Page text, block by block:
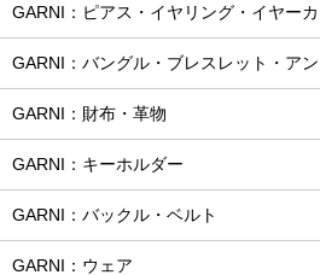
GARNI：ピアス・イヤリング・イヤー
GARNI：バングル・ブレスレット・ア
GARNI：財布・革物
GARNI：キーホルダー
GARNI：バックル・ベルト
GARNI：ウェア